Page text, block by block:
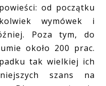
od początku
wymówek i
Poza tym, do
około 200 prac.
tak wielkiej ich
szans na